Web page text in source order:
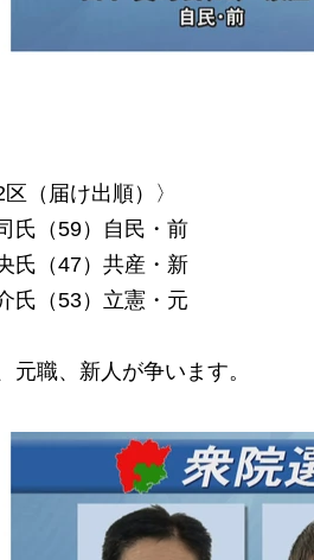
区（届け出順）〉
氏（59）自民・前
氏（47）共産・新
氏（53）立憲・元
元職、新人が争います。